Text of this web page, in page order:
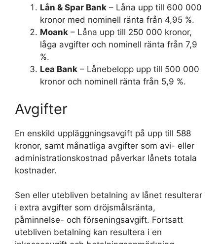
Lån & Spar Bank – Låna upp till 600 000
kronor med nominell ränta från 4,95 %.
Moank – Låna upp till 250 000 kronor,
låga avgifter och nominell ränta från 7,9
%.
Lea Bank – Lånebelopp upp till 500 000
kronor och nominell ränta från 5,9 %.
Avgifter
En enskild uppläggningsavgift på upp till 588
kronor, samt månatliga avgifter som avi- eller
administrationskostnad påverkar lånets totala
kostnader.
Sen eller utebliven betalning av lånet resulterar
i extra avgifter som dröjsmålsränta,
påminnelse- och förseningsavgift. Fortsatt
utebliven betalning kan resultera i en